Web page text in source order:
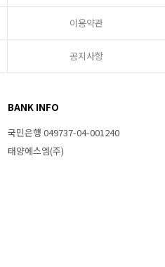
이용약관
공지사항
BANK INFO
국민은행 049737-04-001240
태양에스엠(주)